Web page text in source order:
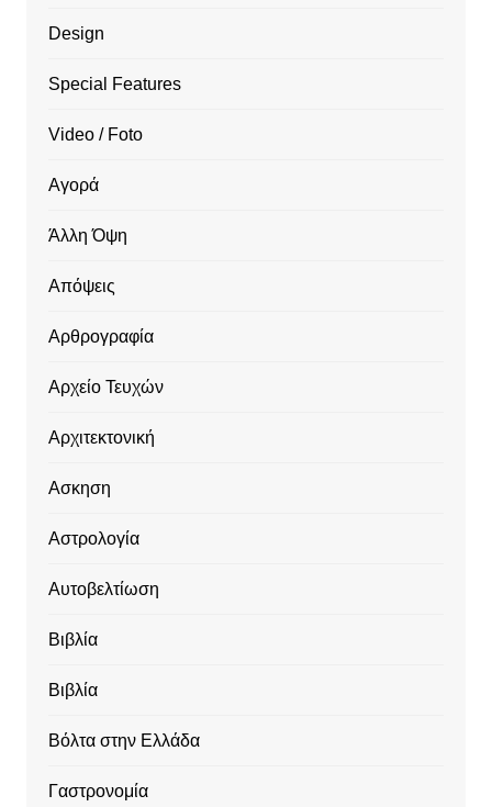
Design
Special Features
Video / Foto
Αγορά
Άλλη Όψη
Απόψεις
Αρθρογραφία
Αρχείο Τευχών
Αρχιτεκτονική
Ασκηση
Αστρολογία
Αυτοβελτίωση
Βιβλία
Βιβλία
Βόλτα στην Ελλάδα
Γαστρονομία